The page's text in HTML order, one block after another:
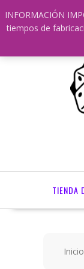
INFORMACIÓN
tiempos de
contenido
TIENDA
Inicio